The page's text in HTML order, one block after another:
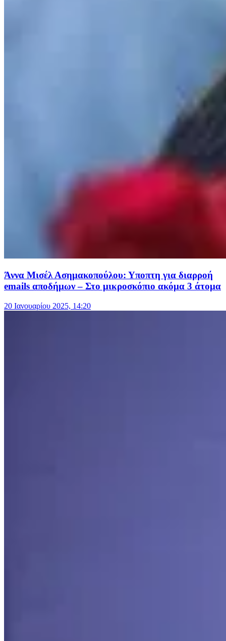
Άννα Μισέλ Ασημακοπούλου: Υποπτη για διαρροή
emails αποδήμων – Στο μικροσκόπιο ακόμα 3 άτομα
20 Ιανουαρίου 2025, 14:20